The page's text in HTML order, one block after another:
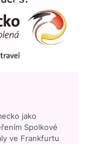
jako
Spolkové
ve Frankfurtu